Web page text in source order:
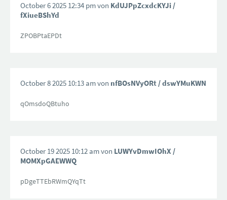
October 6 2025 12:34 pm von KdUJPpZcxdcKYJi/
fXiueBShYd
ZPOBPtaEPDt
October 8 2025 10:13 am von nfBOsNVyORt/ dswYMuKWN
qOmsdoQBtuho
October 19 2025 10:12 am von LUWYvDmwIOhX /
MOMXpGAEWWQ
pDgeTTEbRWmQYqTt